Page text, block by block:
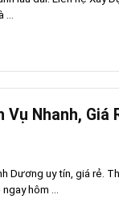
Nhanh, Giá
Dương uy tín, giá rẻ.
hôm ...